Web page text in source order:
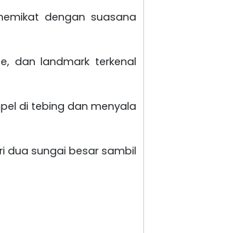
dengan suasana
dan landmark terkenal
di tebing dan menyala
dua sungai besar sambil